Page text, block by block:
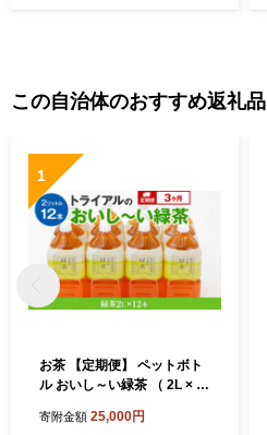
この自治体のおすすめ返礼品
1
お茶 【定期便】 ペットボト
ル おいし～い緑茶 （ 2L × 1
飲み物 ドリンク ギフト 贈答
寄附金額 25,000円